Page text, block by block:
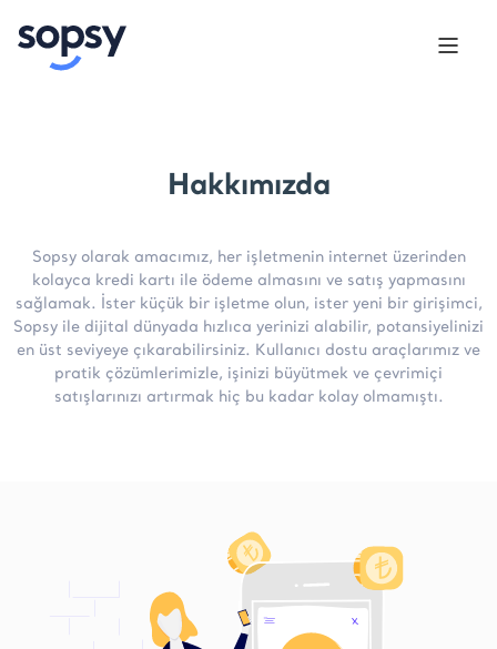
Hakkımızda
Sopsy olarak amacımız, her işletmenin internet üzerinden
kolayca kredi kartı ile ödeme almasını ve satış yapmasını
sağlamak. İster küçük bir işletme olun, ister yeni bir girişimci,
Sopsy ile dijital dünyada hızlıca yerinizi alabilir, potansiyelinizi
en üst seviyeye çıkarabilirsiniz. Kullanıcı dostu araçlarımız ve
pratik çözümlerimizle, işinizi büyütmek ve çevrimiçi
satışlarınızı artırmak hiç bu kadar kolay olmamıştı.